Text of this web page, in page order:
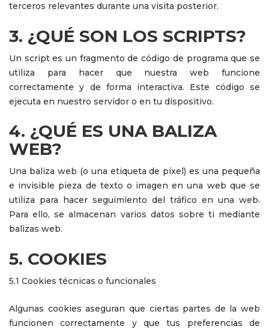
terceros relevantes durante una visita posterior.
3. ¿QUÉ SON LOS SCRIPTS?
Un script es un fragmento de código de programa que se
utiliza para hacer que nuestra web funcione
correctamente y de forma interactiva. Este código se
ejecuta en nuestro servidor o en tu dispositivo.
4. ¿QUÉ ES UNA BALIZA
WEB?
Una baliza web (o una etiqueta de píxel) es una pequeña
e invisible pieza de texto o imagen en una web que se
utiliza para hacer seguimiento del tráfico en una web.
Para ello, se almacenan varios datos sobre ti mediante
balizas web.
5. COOKIES
5.1 Cookies técnicas o funcionales
Algunas cookies aseguran que ciertas partes de la web
funcionen correctamente y que tus preferencias de